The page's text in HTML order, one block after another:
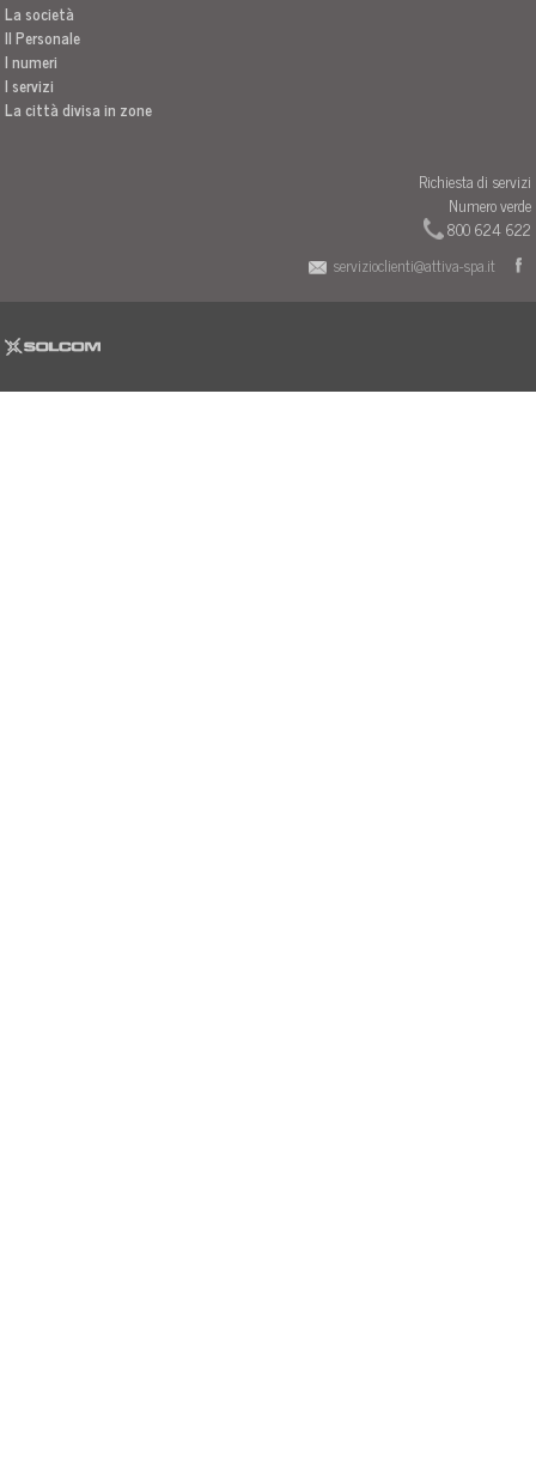
La società
Il Personale
I numeri
I servizi
La città divisa in zone
Richiesta di servizi
Numero verde
800 624 622
servizioclienti@attiva-spa.it